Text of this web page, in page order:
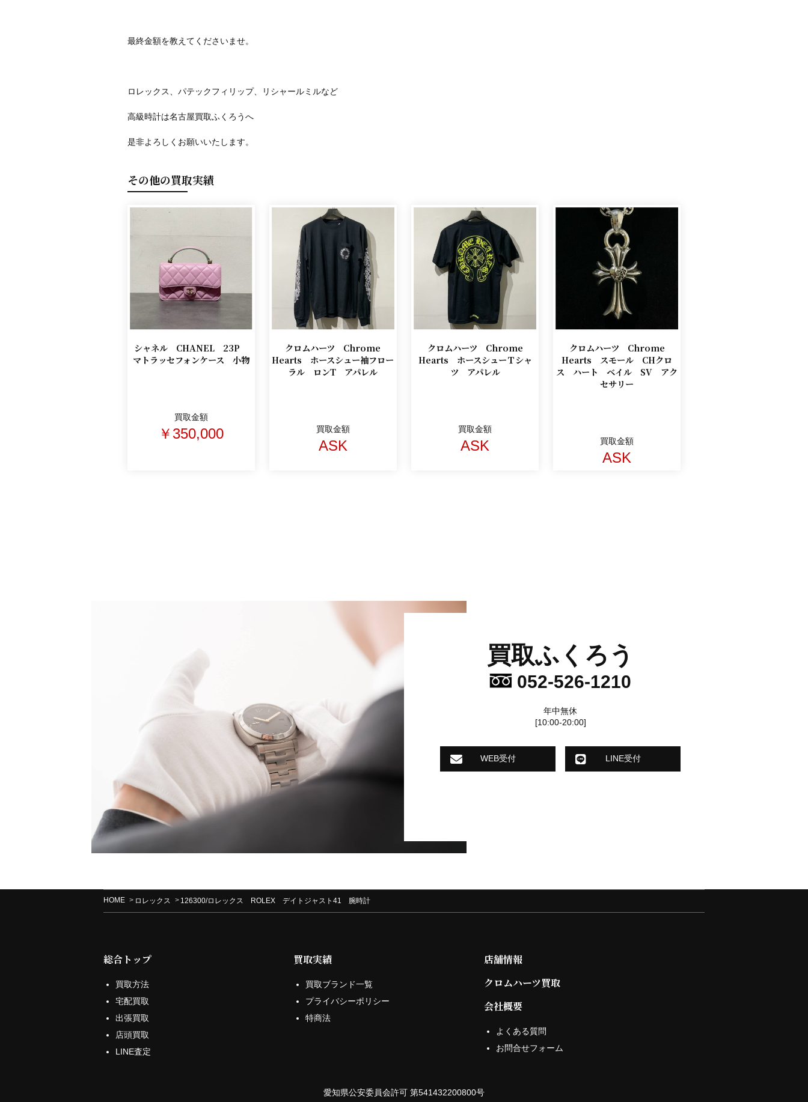
最終金額を教えてくださいませ。
ロレックス、パテックフィリップ、リシャールミルなど
高級時計は名古屋買取ふくろうへ
是非よろしくお願いいたします。
その他の買取実績
シャネル CHANEL 23P
マトラッセフォンケース 小物
買取金額
￥350,000
クロムハーツ Chrome
Hearts ホースシュー袖フロー
ラル ロンT アパレル
買取金額
ASK
クロムハーツ Chrome
Hearts ホースシューＴシャ
ツ アパレル
買取金額
ASK
クロムハーツ Chrome
Hearts スモール CHクロ
ス ハート ベイル SV アク
セサリー
買取金額
ASK
買取ふくろう
052-526-1210
年中無休
[10:00-20:00]
WEB受付 LINE受付
HOME ロレックス 126300/ロレックス ROLEX デイトジャスト41 腕時計
総合トップ
買取方法
宅配買取
出張買取
店頭買取
LINE査定
買取実績
買取ブランド一覧
プライバシーポリシー
特商法
店舗情報
クロムハーツ買取
会社概要
よくある質問
お問合せフォーム
愛知県公安委員会許可 第541432200800号